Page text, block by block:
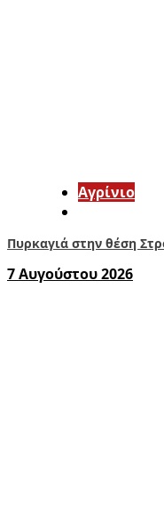
Aγρίνιο
Πυρκαγιά στην θέση
7 Αυγούστου 2026